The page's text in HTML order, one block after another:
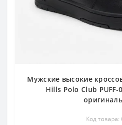
Мужские высокие
Hills Polo Club
Код товара: